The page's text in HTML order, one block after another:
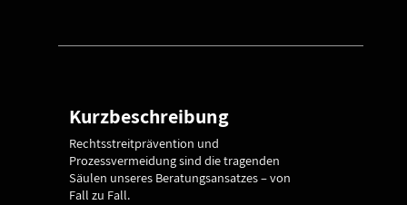
Kurzbeschreibung
Rechtsstreitprävention und
Prozessvermeidung sind die tragenden
Säulen unseres Beratungsansatzes – von
Fall zu Fall.